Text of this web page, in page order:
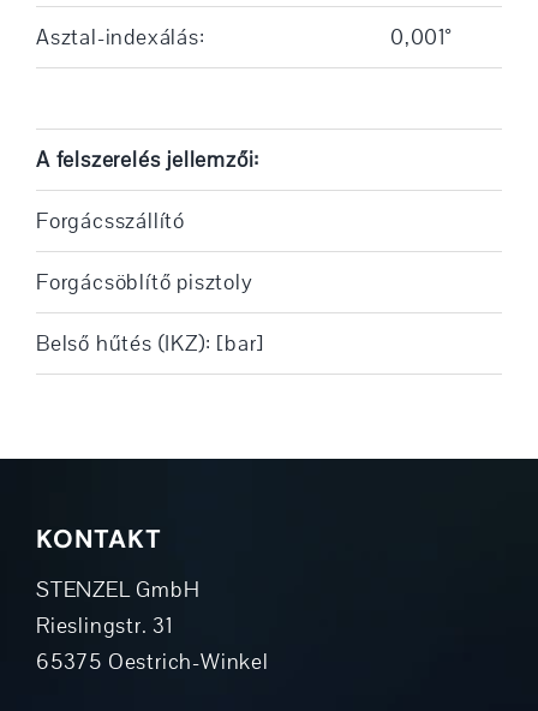
Asztal-indexálás: 0,001°
A felszerelés jellemzői:
Forgácsszállító
Forgácsöblítő pisztoly
Belső hűtés (IKZ): [bar]
KONTAKT
STENZEL GmbH
Rieslingstr. 31
65375 Oestrich-Winkel